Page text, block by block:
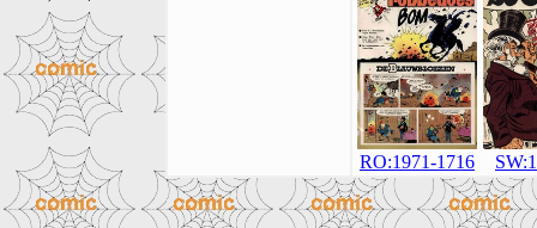
RO:1971-1716